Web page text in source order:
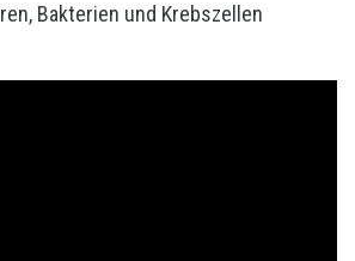
Bakterien und Krebszellen